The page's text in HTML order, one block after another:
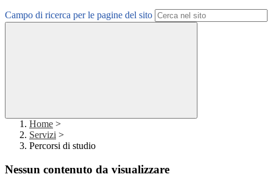
Campo di ricerca per le pagine del sito
Home >
Servizi >
Percorsi di studio
Nessun contenuto da visualizzare